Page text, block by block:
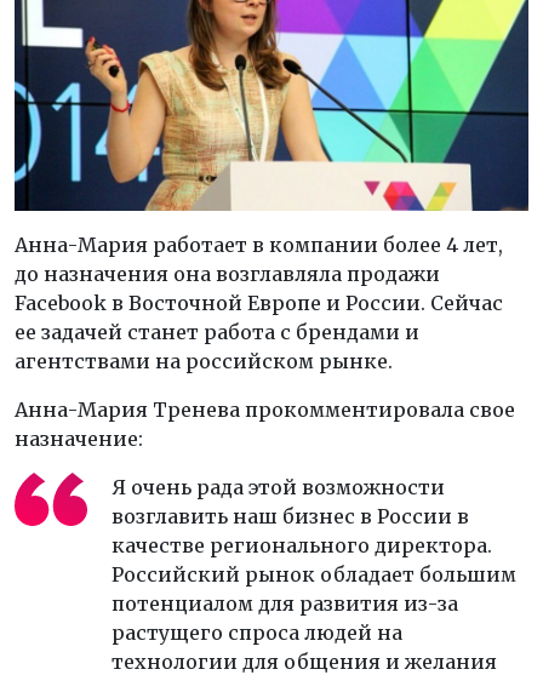
Анна-Мария работает в компании более 4 лет,
до назначения она возглавляла продажи
Facebook в Восточной Европе и России. Сейчас
ее задачей станет работа с брендами и
агентствами на российском рынке.
Анна-Мария Тренева прокомментировала свое
назначение:
Я очень рада этой возможности
возглавить наш бизнес в России в
качестве регионального директора.
Российский рынок обладает большим
потенциалом для развития из-за
растущего спроса людей на
технологии для общения и желания